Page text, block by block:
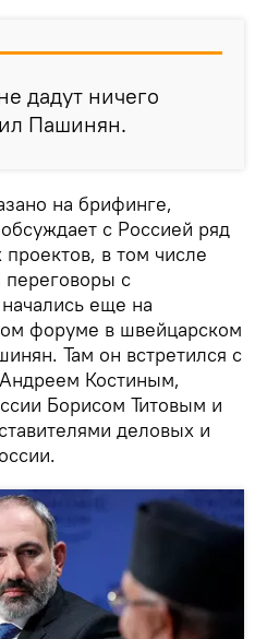
дадут ничего
Пашинян.
на брифинге,
с Россией ряд
в том числе
с
еще на
форуме в швейцарском
Там он встретился с
Костиным,
Борисом Титовым и
деловых и